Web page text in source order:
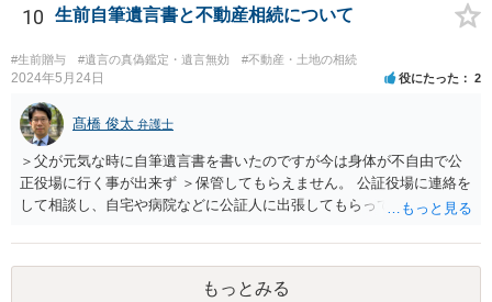
ります。 奥様において戸籍謄本、不動産登記簿、固定資産評価証明
書、遺言書の有無等を確認し、弁護士に個別に相談した方がよいと思
われます。
10 生前自筆遺言書と不動産相続について
#生前贈与 #遺言の真偽鑑定・遺言無効 #不動産・土地の相続
2024年5月24日 役にたった 2
髙橋 俊太 弁護士
＞父が元気な時に自筆遺言書を書いたのですが今は身体が不自由で公
正役場に行く事が出来ず ＞保管してもらえません。 公証役場に連絡を
して相談し、自宅や病院などに公証人に出張してもらって公正証書を
うことも可能です。 ＞不動産名義を父から母に名義変更しておいた方
がいいのではと考えていますがどう思いますか？ 詳細が不明であり何
とも言えないのですが、遺言内容との関わりもあると思いますので、
もっとみる